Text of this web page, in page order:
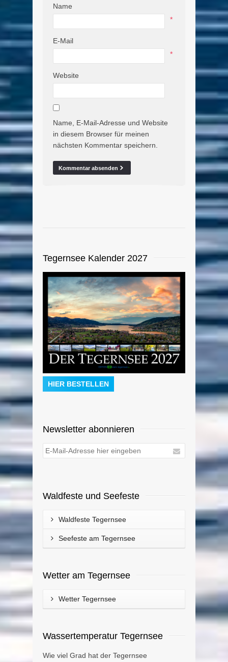
Name
*
E-Mail
*
Website
Name, E-Mail-Adresse und Website
in diesem Browser für meinen
nächsten Kommentar speichern.
Tegernsee Kalender 2027
HIER BESTELLEN
Newsletter abonnieren
Waldfeste und Seefeste
Waldfeste Tegernsee
Seefeste am Tegernsee
Wetter am Tegernsee
Wetter Tegernsee
Wassertemperatur Tegernsee
Wie viel Grad hat der Tegernsee